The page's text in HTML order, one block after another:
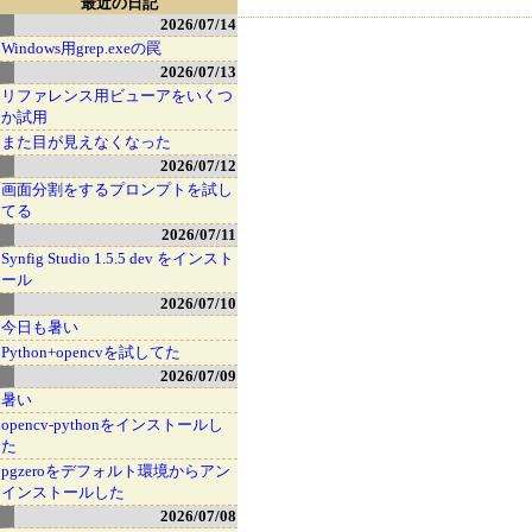
2026/07/14
Windows用grep.exeの罠
2026/07/13
リファレンス用ビューアをいくつ
か試用
また目が見えなくなった
2026/07/12
画面分割をするプロンプトを試し
てる
2026/07/11
Synfig Studio 1.5.5 dev をインスト
ール
2026/07/10
今日も暑い
Python+opencvを試してた
2026/07/09
暑い
opencv-pythonをインストールし
た
pgzeroをデフォルト環境からアン
インストールした
2026/07/08